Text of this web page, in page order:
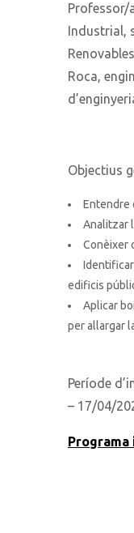
Professor/
Industrial,
Roca,
Objectius
Entendre
Analitzar
Conèixer
Identificar
edificis
Aplicar
per allargar
Període
– 17/04/
Programa